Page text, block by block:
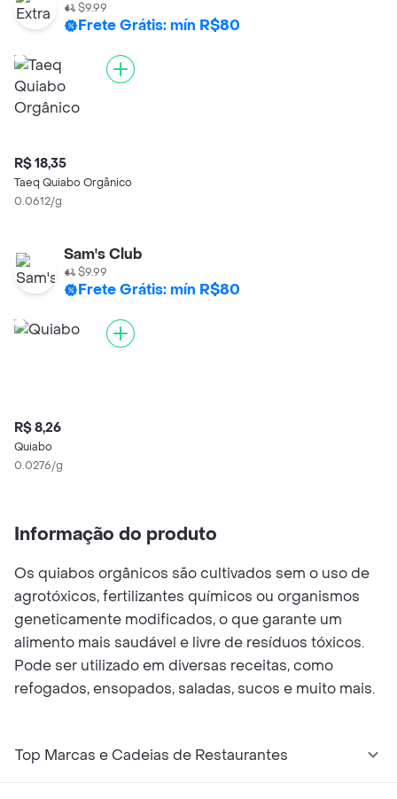
$9.99
Frete Grátis: mín R$80
R$ 18,35
Taeq Quiabo Orgânico
0.0612/g
Sam's Club
$9.99
Frete Grátis: mín R$80
R$ 8,26
Quiabo
0.0276/g
Informação do produto
Os quiabos orgânicos são cultivados sem o uso de
agrotóxicos, fertilizantes químicos ou organismos
geneticamente modificados, o que garante um
alimento mais saudável e livre de resíduos tóxicos.
Pode ser utilizado em diversas receitas, como
refogados, ensopados, saladas, sucos e muito mais.
Top Marcas e Cadeias de Restaurantes